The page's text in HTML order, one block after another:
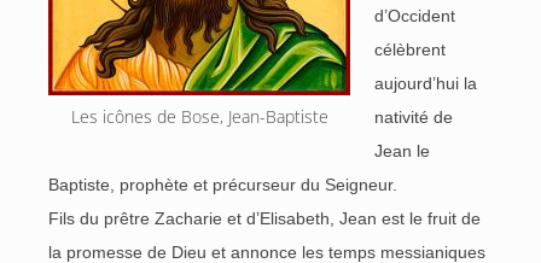
Les icônes de Bose, Jean-Baptiste
d’Occident
célèbrent
aujourd’hui la
nativité de
Jean le
Baptiste, prophète et précurseur du Seigneur.
Fils du prêtre Zacharie et d’Elisabeth, Jean est le fruit de
la promesse de Dieu et annonce les temps messianiques